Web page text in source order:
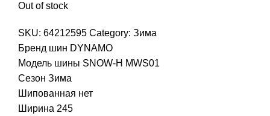
Out of stock
SKU: 64212595 Category: Зима
Бренд шин DYNAMO
Модель шины SNOW-H MWS01
Сезон Зима
Шипованная нет
Ширина 245